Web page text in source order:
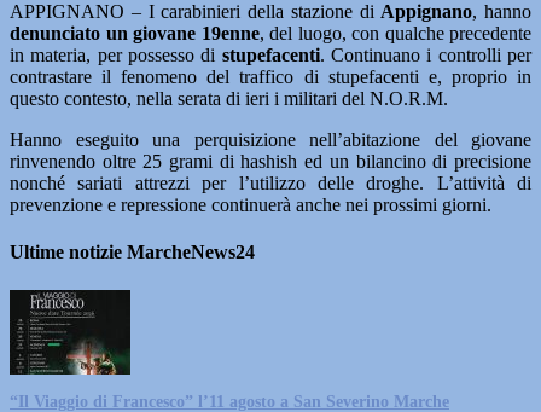
APPIGNANO – I carabinieri della stazione di Appignano, hanno
denunciato un giovane 19enne, del luogo, con qualche precedente
in materia, per possesso di stupefacenti. Continuano i controlli per
contrastare il fenomeno del traffico di stupefacenti e, proprio in
questo contesto, nella serata di ieri i militari del N.O.R.M.
Hanno eseguito una perquisizione nell’abitazione del giovane
rinvenendo oltre 25 grami di hashish ed un bilancino di precisione
nonché sariati attrezzi per l’utilizzo delle droghe. L’attività di
prevenzione e repressione continuerà anche nei prossimi giorni.
Ultime notizie MarcheNews24
“Il Viaggio di Francesco” l’11 agosto a San Severino Marche